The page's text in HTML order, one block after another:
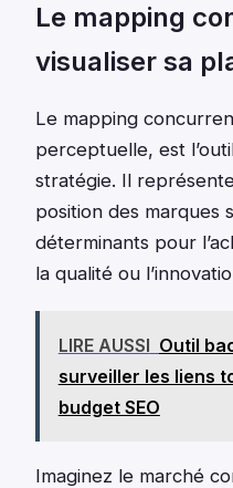
Le mapping
visualiser sa
Le mapping
perceptuelle, est
stratégie. Il
position des marques
déterminants pour
la qualité ou
LIRE AUSSI Outil
surveiller les liens
budget SEO
Imaginez le marché